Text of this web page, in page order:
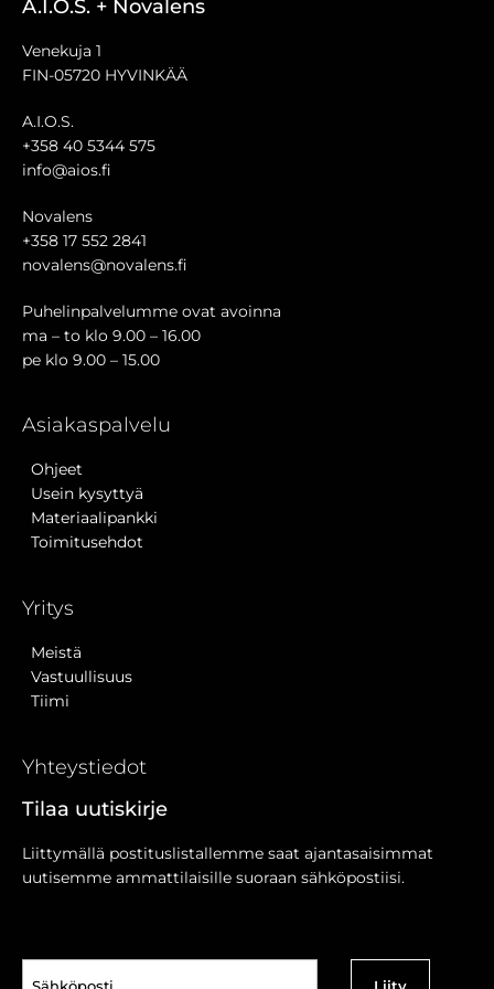
A.I.O.S. + Novalens
Venekuja 1
FIN-05720 HYVINKÄÄ
A.I.O.S.
+358 40 5344 575
info@aios.fi
Novalens
+358 17 552 2841
novalens@novalens.fi
Puhelinpalvelumme ovat avoinna
ma – to klo 9.00 – 16.00
pe klo 9.00 – 15.00
Asiakaspalvelu
Ohjeet
Usein kysyttyä
Materiaalipankki
Toimitusehdot
Yritys
Meistä
Vastuullisuus
Tiimi
Yhteystiedot
Tilaa uutiskirje
Liittymällä postituslistallemme saat ajantasaisimmat
uutisemme ammattilaisille suoraan sähköpostiisi.